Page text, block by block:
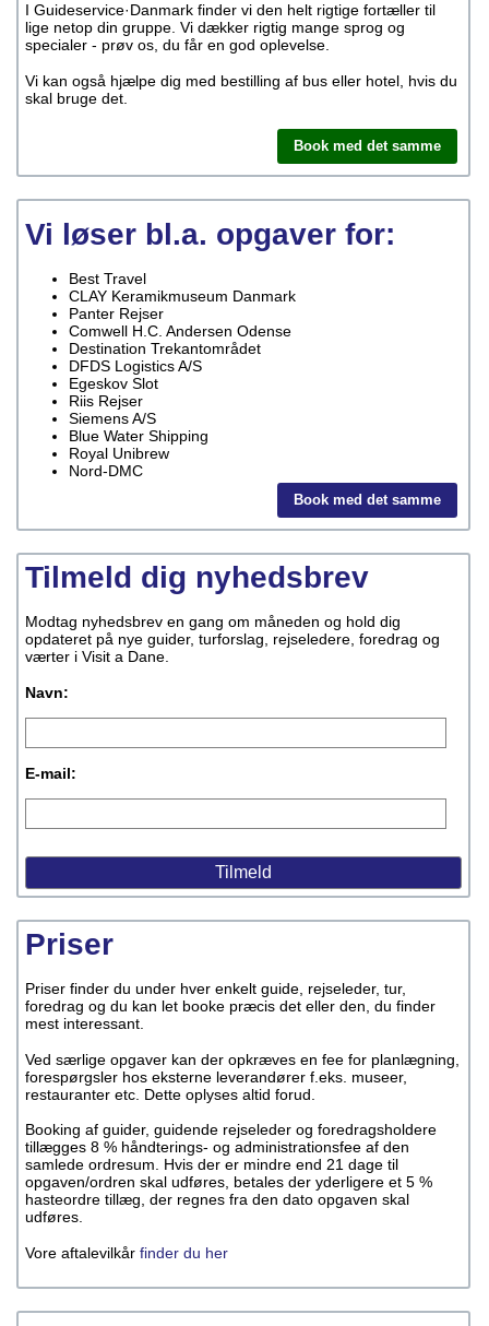
I Guideservice·Danmark finder vi den helt rigtige fortæller til
lige netop din gruppe. Vi dækker rigtig mange sprog og
specialer - prøv os, du får en god oplevelse.
Vi kan også hjælpe dig med bestilling af bus eller hotel, hvis du
skal bruge det.
Book med det samme
Vi løser bl.a. opgaver for:
Best Travel
CLAY Keramikmuseum Danmark
Panter Rejser
Comwell H.C. Andersen Odense
Destination Trekantområdet
DFDS Logistics A/S
Egeskov Slot
Riis Rejser
Siemens A/S
Blue Water Shipping
Royal Unibrew
Nord-DMC
Book med det samme
Tilmeld dig nyhedsbrev
Modtag nyhedsbrev en gang om måneden og hold dig
opdateret på nye guider, turforslag, rejseledere, foredrag og
værter i Visit a Dane.
Navn:
E-mail:
Priser
Priser finder du under hver enkelt guide, rejseleder, tur,
foredrag og du kan let booke præcis det eller den, du finder
mest interessant.
Ved særlige opgaver kan der opkræves en fee for planlægning,
forespørgsler hos eksterne leverandører f.eks. museer,
restauranter etc. Dette oplyses altid forud.
Booking af guider, guidende rejseleder og foredragsholdere
tillægges 8 % håndterings- og administrationsfee af den
samlede ordresum. Hvis der er mindre end 21 dage til
opgaven/ordren skal udføres, betales der yderligere et 5 %
hasteordre tillæg, der regnes fra den dato opgaven skal
udføres.
Vore aftalevilkår finder du her